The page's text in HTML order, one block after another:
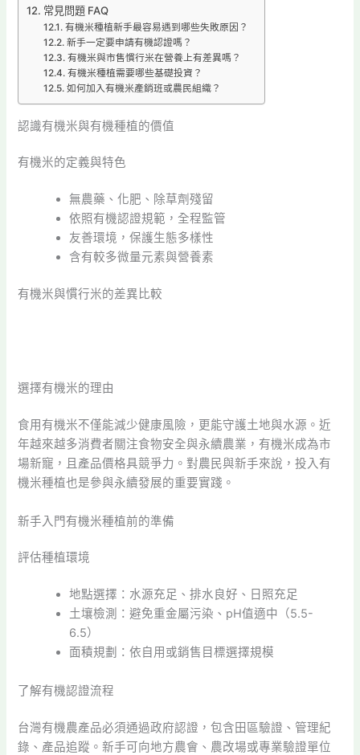
常見問題 FAQ
有機米種植新手最容易遇到哪些失敗原因？
新手一定要申請有機認證嗎？
有機米與市售慣行米在營養上有差異嗎？
有機米種植需要哪些基礎投資？
如何加入有機米產銷班或農民組織？
認識有機米與有機種植的價值
有機米的定義與特色
無農藥、化肥、除草劑殘留
依照有機認證規範，全程監管
友善環境，保護生態多樣性
含有較多微量元素與營養素
有機米與慣行米的差異比較
選擇有機米的理由
食用有機米不僅能減少健康風險，更能守護土地與水源。近
年越來越多消費者關注食物安全與永續農業，有機米成為市
場新寵，且產品價格具競爭力。對農民與新手來說，投入有
機米種植也是參與永續發展的重要實踐。
新手入門有機米種植前的準備
評估種植環境
地點選擇：水源充足、排水良好、日照充足
土壤檢測：避免重金屬污染、pH值適中（5.5-
6.5）
面積規劃：依自用或銷售目標選擇規模
了解有機認證流程
台灣有機農產品必須通過政府認證，包含田區驗證、管理紀
錄、產品追蹤。新手可向地方農會、農改場或專業驗證單位